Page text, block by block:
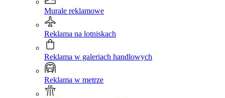
Murale reklamowe
Reklama na lotniskach
Reklama w galeriach handlowych
Reklama w metrze